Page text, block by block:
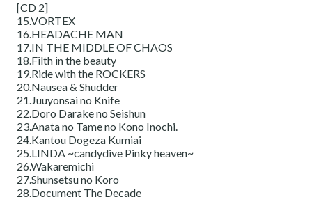
[CD 2]
15.VORTEX
16.HEADACHE MAN
17.IN THE MIDDLE OF CHAOS
18.Filth in the beauty
19.Ride with the ROCKERS
20.Nausea & Shudder
21.Juuyonsai no Knife
22.Doro Darake no Seishun
23.Anata no Tame no Kono Inochi.
24.Kantou Dogeza Kumiai
25.LINDA ~candydive Pinky heaven~
26.Wakaremichi
27.Shunsetsu no Koro
28.Document The Decade